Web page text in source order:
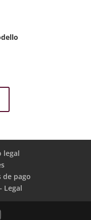
legal
de pago
Legal